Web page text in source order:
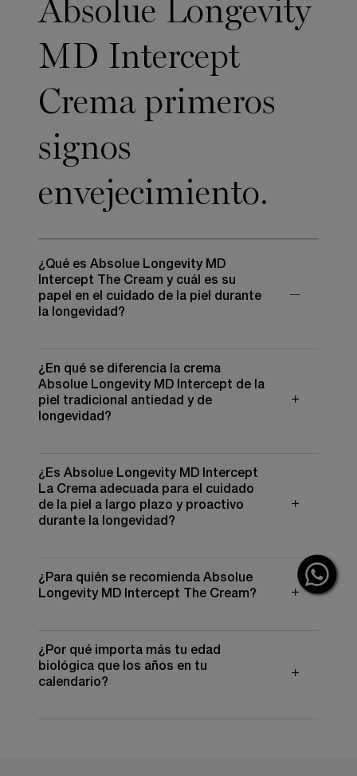
Absolue Longevity
MD Intercept
Crema primeros
signos
envejecimiento.
¿Qué es Absolue Longevity MD
Intercept The Cream y cuál es su
papel en el cuidado de la piel durante
la longevidad?
crema facial de alto rendimiento diseñada para
ayudar a mantener una piel con aspecto juvenil a lo
largo del tiempo. Desarrollado junto con la Longevity
Integrative Science de L'Oréal, ayuda a™ identificar
oxidativo—factores clave que contribuyen a la
aparición temprana de los signos de envejecimiento
—al tiempo que ayuda a mantener una piel suave,
resistente y cómoda.
¿En qué se diferencia la crema
Absolue Longevity MD Intercept de la
piel tradicional antiedad y de
longevidad?
¿Es Absolue Longevity MD Intercept
La Crema adecuada para el cuidado
de la piel a largo plazo y proactivo
durante la longevidad?
¿Para quién se recomienda Absolue
Longevity MD Intercept The Cream?
¿Por qué importa más tu edad
biológica que los años en tu
calendario?